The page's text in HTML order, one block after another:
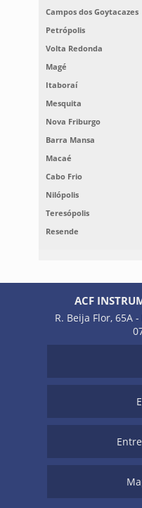
Campos dos Goytacazes
Petrópolis
Volta Redonda
Magé
Itaboraí
Mesquita
Nova Friburgo
Barra Mansa
Macaé
Cabo Frio
Nilópolis
Teresópolis
Resende
ACF
R. Beija Flor, 65A